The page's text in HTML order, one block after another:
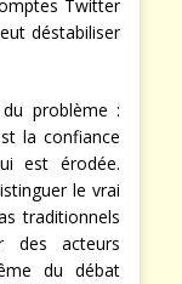
Twitter
déstabiliser
problème :
la confiance
est érodée.
le vrai
traditionnels
des acteurs
du débat